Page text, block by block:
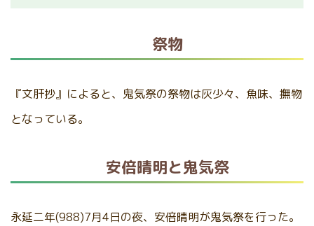
祭物
『文肝抄』によると、鬼気祭の祭物は灰少々、魚味、撫物
となっている。
安倍晴明と鬼気祭
永延二年(988)7月4日の夜、安倍晴明が鬼気祭を行った。